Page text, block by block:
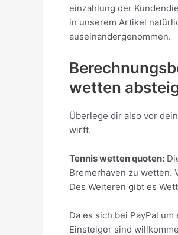
einzahlung der
in unserem Artikel
auseinandergenommen.
wetten
Überlege dir also vor
wirft.
Tennis wetten quoten:
Bremerhaven zu wetten.
Des Weiteren gibt es
Da es sich bei PayPal
Einsteiger sind